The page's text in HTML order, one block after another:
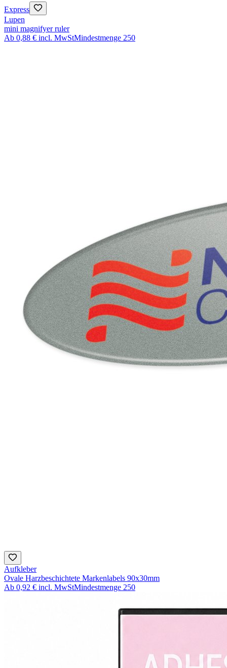
Express
Lupen
mini magnifyer ruler
Ab 0,88 € incl. MwStMindestmenge 250
Aufkleber
Ovale Harzbeschichtete Markenlabels 90x30mm
Ab 0,92 € incl. MwStMindestmenge 250